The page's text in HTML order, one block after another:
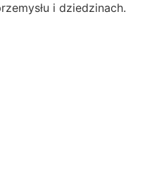
i dziedzinach.